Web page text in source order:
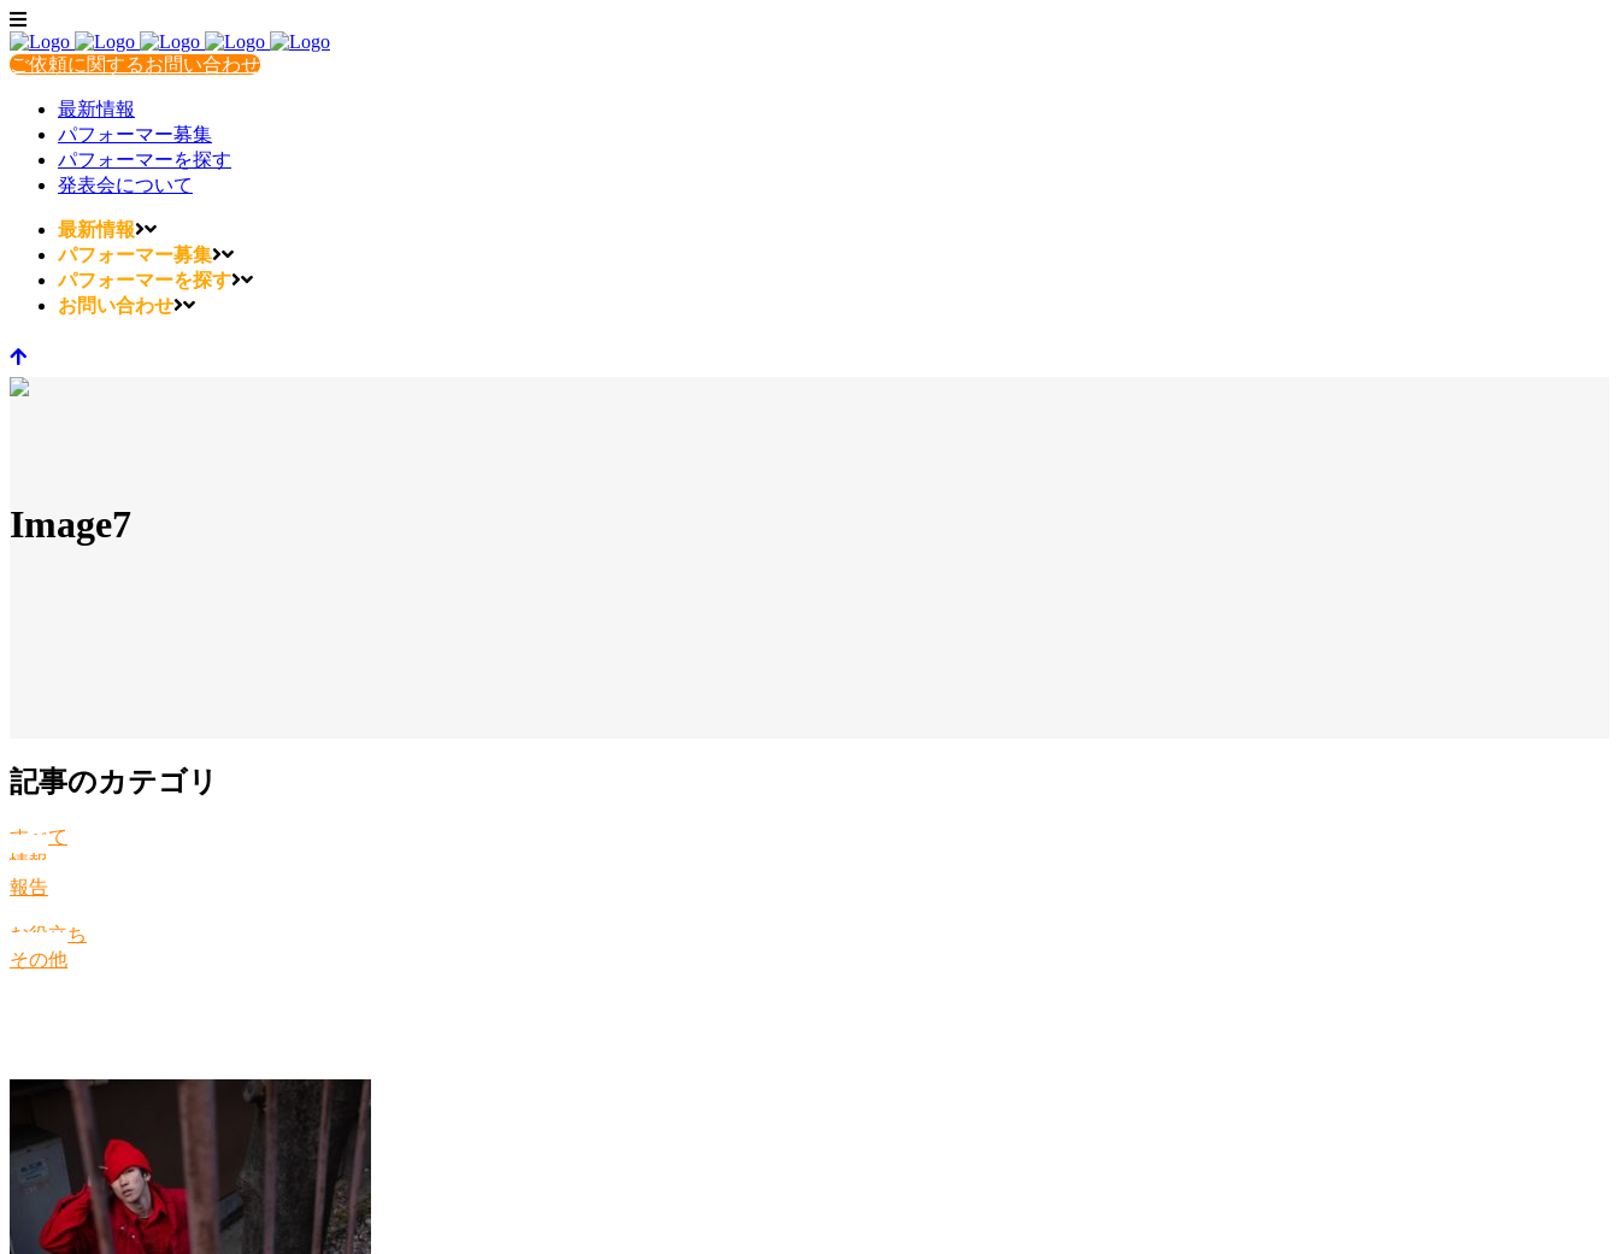
ご依頼に関するお問い合わせ
最新情報
パフォーマー募集
パフォーマーを探す
発表会について
最新情報
パフォーマー募集
パフォーマーを探す
お問い合わせ
Image7
記事のカテゴリ
すべて
情報
報告
お役立ち
その他